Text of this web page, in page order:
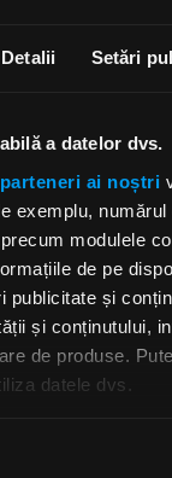
Detalii Setări
a datelor dvs.
ai noștri
exemplu, numărul
modulele
de pe
publicitate și
și conținutului,
de produse.
datele dvs.
ce am făcut, în
Atunci îmi
nevoie de voce.
Guliver.
YNGWIE MALMSTEEN